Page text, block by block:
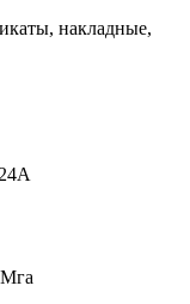
накладные,
Мга